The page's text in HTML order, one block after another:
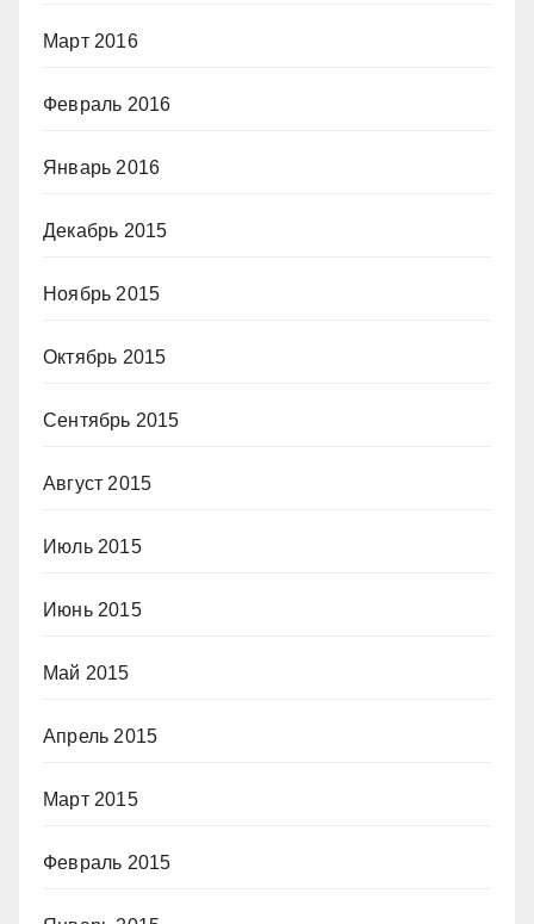
Март 2016
Февраль 2016
Январь 2016
Декабрь 2015
Ноябрь 2015
Октябрь 2015
Сентябрь 2015
Август 2015
Июль 2015
Июнь 2015
Май 2015
Апрель 2015
Март 2015
Февраль 2015